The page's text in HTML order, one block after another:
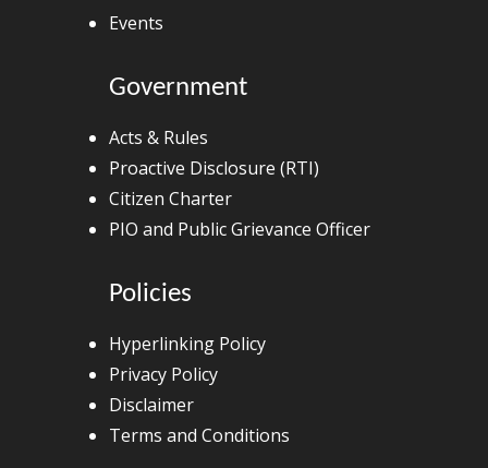
Events
Government
Acts & Rules
Proactive Disclosure (RTI)
Citizen Charter
PIO and Public Grievance Officer
Policies
Hyperlinking Policy
Privacy Policy
Disclaimer
Terms and Conditions